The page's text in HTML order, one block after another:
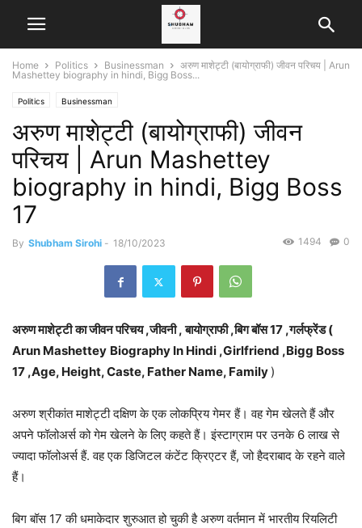
Home Politics Businessman
अरुण माशेट्टी (बायोग्राफी) जीवन परिचय | Arun
Mashettey biography in hindi, Bigg Boss...
Politics Businessman
अरुण माशेट्टी (बायोग्राफी) जीवन
परिचय | Arun Mashettey
biography in hindi, Bigg Boss
17
By Shubham Sirohi - 18/10/2023 0
1494
अरुण माशेट्टी का जीवन परिचय ,जीवनी , बायोग्राफी ,बिग बॉस 17 ,गर्लफ्रेंड (
Arun Mashettey Biography In Hindi ,Girlfriend ,Bigg Boss
17 ,Age, Height, Caste, Father Name, Family )
अरुण श्रीकांत माशेट्टी दक्षिण के एक लोकप्रिय गेमर हैं। वह गेम खेलते हैं और
अपने फॉलोअर्स को गेम खेलने के लिए कहते हैं। इंस्टाग्राम पर उनके 6 लाख से
ज्यादा फॉलोअर्स हैं. वह एक डिजिटल कंटेंट क्रिएटर हैं, जो हैदराबाद के रहने वाले
हैं।
बिग बॉस 17 की धमाकेदार शुरुआत हो चुकी है अरुण वर्तमान में भारतीय रियलिटी